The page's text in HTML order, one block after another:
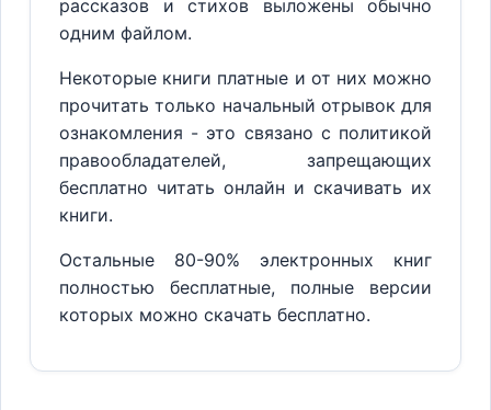
рассказов и стихов выложены обычно
одним файлом.
Некоторые книги платные и от них можно
прочитать только начальный отрывок для
ознакомления - это связано с политикой
правообладателей, запрещающих
бесплатно читать онлайн и скачивать их
книги.
Остальные 80-90% электронных книг
полностью бесплатные, полные версии
которых можно скачать бесплатно.